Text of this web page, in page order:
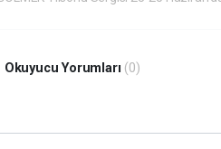
Okuyucu Yorumları (0)